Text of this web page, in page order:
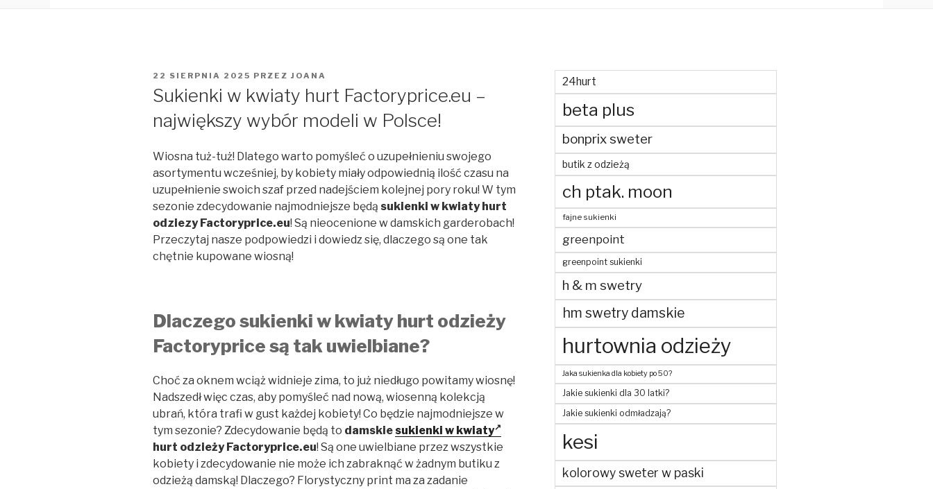
OPUBLIKOWANE
22 SIERPNIA 2025 PRZEZ JOANA
Sukienki w kwiaty hurt Factoryprice.eu –
największy wybór modeli w Polsce!
Wiosna tuż-tuż! Dlatego warto pomyśleć o uzupełnieniu swojego
asortymentu wcześniej, by kobiety miały odpowiednią ilość czasu na
uzupełnienie swoich szaf przed nadejściem kolejnej pory roku! W tym
sezonie zdecydowanie najmodniejsze będą sukienki w kwiaty hurt
odziezy Factoryprice.eu! Są nieocenione w damskich garderobach!
Przeczytaj nasze podpowiedzi i dowiedz się, dlaczego są one tak
chętnie kupowane wiosną!
Dlaczego sukienki w kwiaty hurt odzieży
Factoryprice są tak uwielbiane?
Choć za oknem wciąż widnieje zima, to już niedługo powitamy wiosnę!
Nadszedł więc czas, aby pomyśleć nad nową, wiosenną kolekcją
ubrań, która trafi w gust każdej kobiety! Co będzie najmodniejsze w
tym sezonie? Zdecydowanie będą to damskiesukienki w kwiaty
hurt odzieży Factoryprice.eu! Są one uwielbiane przez wszystkie
kobiety i zdecydowanie nie może ich zabraknąć w żadnym butiku z
odzieżą damską! Dlaczego? Florystyczny print ma za zadanie
24hurt
beta plus
bonprix sweter
butik z odzieżą
ch ptak. moon
fajne sukienki
greenpoint
greenpoint sukienki
h & m swetry
hm swetry damskie
hurtownia odzieży
Jaka sukienka dla kobiety po 50?
Jakie sukienki dla 30 latki?
Jakie sukienki odmładzają?
kesi
kolorowy sweter w paski